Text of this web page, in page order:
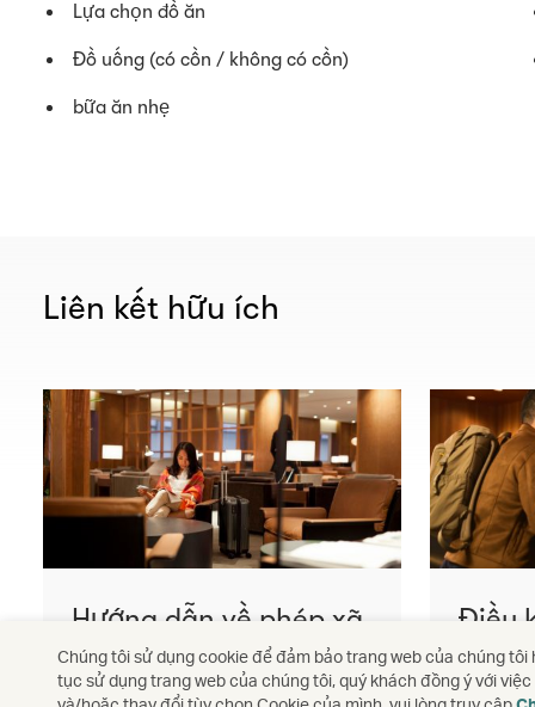
Lựa chọn đồ ăn
Đồ uống (có cồn / không có cồn)
bữa ăn nhẹ
Liên kết hữu ích
Hướng dẫn về phép xã
giao
Tìm hiểu thêm
Điều
chờ
Tìm
Chúng tôi sử dụng cookie để đảm bảo trang web của chúng
tục sử dụng trang web của chúng tôi, quý khách đồng ý với